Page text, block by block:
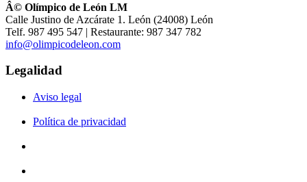
Â© Olímpico de León LM
Calle Justino de Azcárate 1. León (24008) León
Telf. 987 495 547 | Restaurante: 987 347 782
info@olimpicodeleon.com
Legalidad
Aviso legal
Política de privacidad